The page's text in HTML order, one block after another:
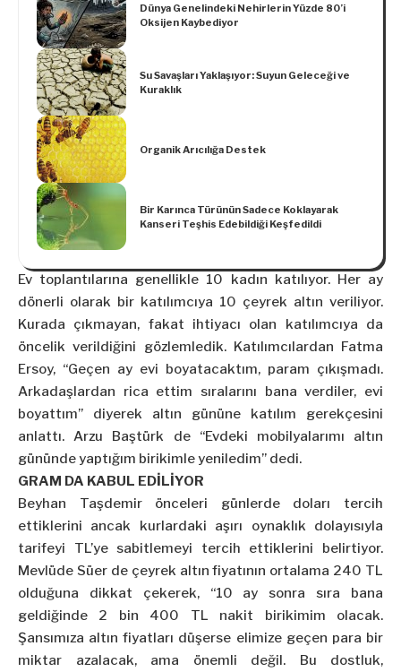
Dünya Genelindeki Nehirlerin Yüzde 80’i
Oksijen Kaybediyor
Su Savaşları Yaklaşıyor: Suyun Geleceği ve
Kuraklık
Organik Arıcılığa Destek
Bir Karınca Türünün Sadece Koklayarak
Kanseri Teşhis Edebildiği Keşfedildi
Ev toplantılarına genellikle 10 kadın katılıyor. Her ay
dönerli olarak bir katılımcıya 10 çeyrek altın veriliyor.
Kurada çıkmayan, fakat ihtiyacı olan katılımcıya da
öncelik verildiğini gözlemledik. Katılımcılardan Fatma
Ersoy, “Geçen ay evi boyatacaktım, param çıkışmadı.
Arkadaşlardan rica ettim sıralarını bana verdiler, evi
boyattım” diyerek altın gününe katılım gerekçesini
anlattı. Arzu Baştürk de “Evdeki mobilyalarımı altın
gününde yaptığım birikimle yeniledim” dedi.
GRAM DA KABUL EDİLİYOR
Beyhan Taşdemir önceleri günlerde doları tercih
ettiklerini ancak kurlardaki aşırı oynaklık dolayısıyla
tarifeyi TL’ye sabitlemeyi tercih ettiklerini belirtiyor.
Mevlüde Süer de çeyrek altın fiyatının ortalama 240 TL
olduğuna dikkat çekerek, “10 ay sonra sıra bana
geldiğinde 2 bin 400 TL nakit birikimim olacak.
Şansımıza altın fiyatları düşerse elimize geçen para bir
miktar azalacak, ama önemli değil. Bu dostluk,